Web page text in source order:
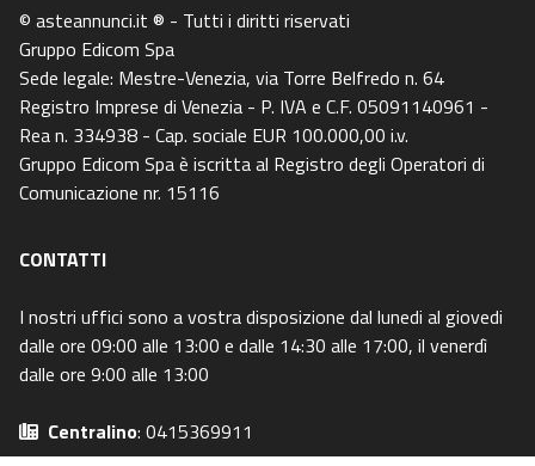
© asteannunci.it ® - Tutti i diritti riservati
Gruppo Edicom Spa
Sede legale: Mestre-Venezia, via Torre Belfredo n. 64
Registro Imprese di Venezia - P. IVA e C.F. 05091140961 -
Rea n. 334938 - Cap. sociale EUR 100.000,00 i.v.
Gruppo Edicom Spa è iscritta al Registro degli Operatori di
Comunicazione nr. 15116
CONTATTI
I nostri uffici sono a vostra disposizione dal lunedi al giovedi
dalle ore 09:00 alle 13:00 e dalle 14:30 alle 17:00, il venerdì
dalle ore 9:00 alle 13:00
Centralino: 0415369911